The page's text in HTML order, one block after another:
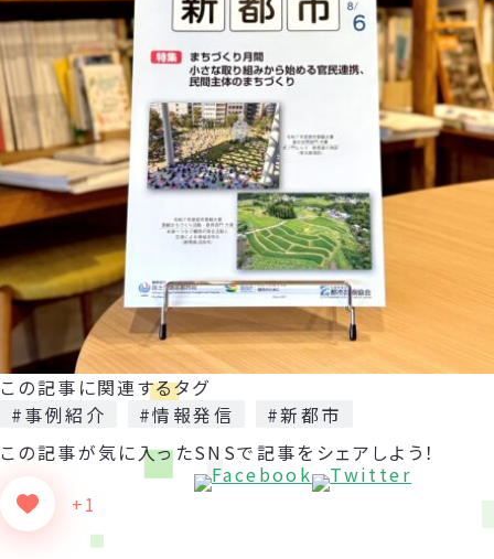
この記事に関連するタグ
#事例紹介
#情報発信
#新都市
この記事が気に入った
+1
SNSで記事をシェアしよう！